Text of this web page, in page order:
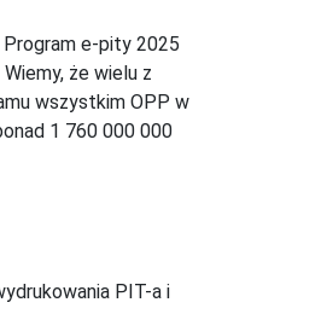
Program e-pity 2025
że wielu z
wszystkim OPP w
1 760 000 000
PIT-a i